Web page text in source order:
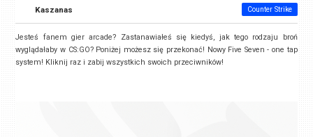
Kaszanas Counter Strike
Jesteś fanem gier arcade? Zastanawiałeś się kiedyś, jak tego rodzaju broń
wyglądałaby w CS:GO? Poniżej możesz się przekonać! Nowy Five Seven - one tap
system! Kliknij raz i zabij wszystkich swoich przeciwników!